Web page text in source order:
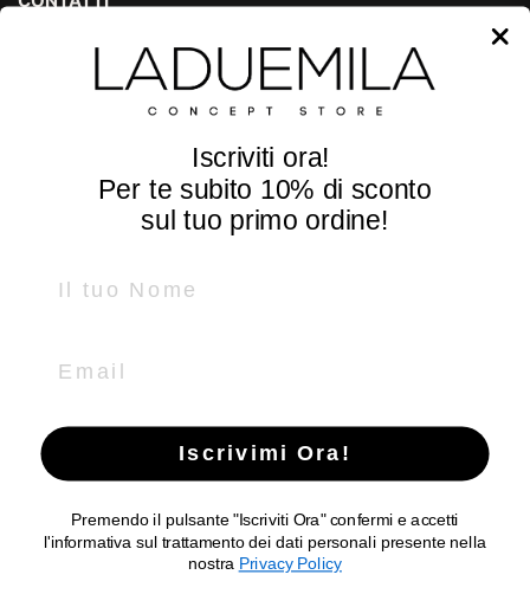
P.zza Guglielmo Marconi, 25
36071 Arzignano - Vicenza - Italy
Tel e Whatsapp +39 0444 670185
FacebookInstagram
Ragione sociale: LADUEMILA di GIANLUCA SCHENATO
Copyright © 2026 LADUEMILA CONCEPT STORE.Powered by
Shopify
Iscriviti ora!
Per te subito 10% di sconto
sul tuo primo ordine!
Iscrivimi Ora!
Premendo il pulsante "Iscriviti Ora" confermi e accetti
l'informativa sul trattamento dei dati personali presente nella
nostra Privacy Policy